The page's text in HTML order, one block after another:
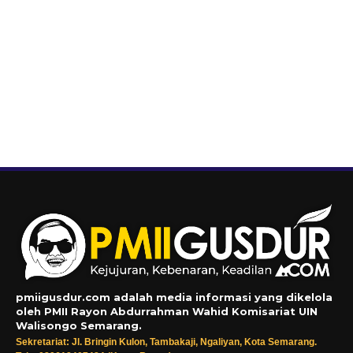
pmiigusdur.com adalah media informasi yang dikelola
oleh PMII Rayon Abdurrahman Wahid Komisariat UIN
Walisongo Semarang.
Sekretariat: Jl. Bringin Kulon, Tambakaji, Ngaliyan, Kota Semarang.